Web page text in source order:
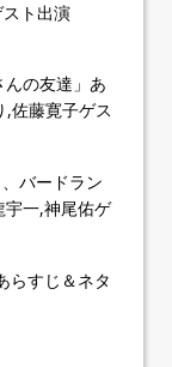
ト出演
の友達」あ
,佐藤寛子ゲス
バードラン
宇一,神尾佑ゲ
らすじ＆ネタ